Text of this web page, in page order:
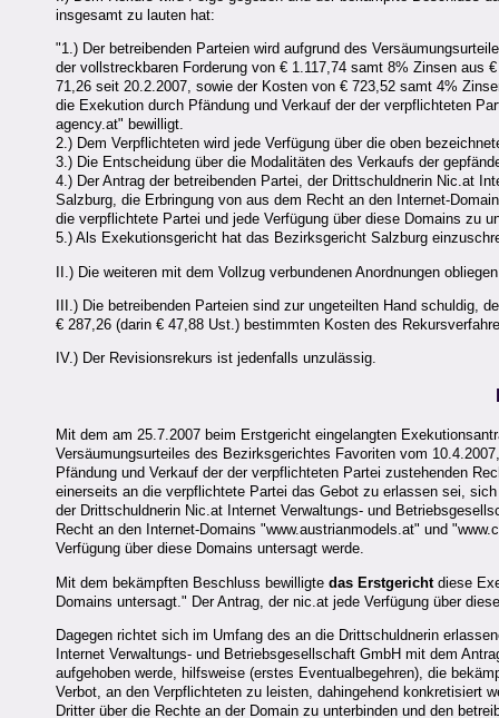
insgesamt zu lauten hat:
"1.) Der betreibenden Parteien wird aufgrund des
der vollstreckbaren Forderung von € 1.117,74 samt 8% Zinsen
71,26 seit 20.2.2007, sowie der Kosten von € 723,52 samt 4%
die Exekution durch Pfändung und Verkauf der der verpflichteten
agency.at" bewilligt.
2.) Dem Verpflichteten wird jede Verfügung über die oben
3.) Die Entscheidung über die Modalitäten des Verkaufs der
4.) Der Antrag der betreibenden Partei, der Drittschuldnerin Nic.at
Salzburg, die Erbringung von aus dem Recht an den Internet-
die verpflichtete Partei und jede Verfügung über diese Domains zu
5.) Als Exekutionsgericht hat das Bezirksgericht Salzburg
II.) Die weiteren mit dem Vollzug verbundenen Anordnungen
III.) Die betreibenden Parteien sind zur ungeteilten Hand schuldig,
€ 287,26 (darin € 47,88 Ust.) bestimmten Kosten des
IV.) Der Revisionsrekurs ist jedenfalls unzulässig.
Mit dem am 25.7.2007 beim Erstgericht eingelangten
Versäumungsurteiles des Bezirksgerichtes Favoriten vom
Pfändung und Verkauf der der verpflichteten Partei zustehenden
einerseits an die verpflichtete Partei das Gebot zu erlassen sei,
der Drittschuldnerin Nic.at Internet Verwaltungs- und
Recht an den Internet-Domains "www.austrianmodels.at" und
Verfügung über diese Domains untersagt werde.
Mit dem bekämpften Beschluss bewilligte das Erstgericht diese
Domains untersagt." Der Antrag, der nic.at jede Verfügung über
Dagegen richtet sich im Umfang des an die Drittschuldnerin
Internet Verwaltungs- und Betriebsgesellschaft GmbH mit dem
aufgehoben werde, hilfsweise (erstes Eventualbegehren), die
Verbot, an den Verpflichteten zu leisten, dahingehend konkretisiert
Dritter über die Rechte an der Domain zu unterbinden und den